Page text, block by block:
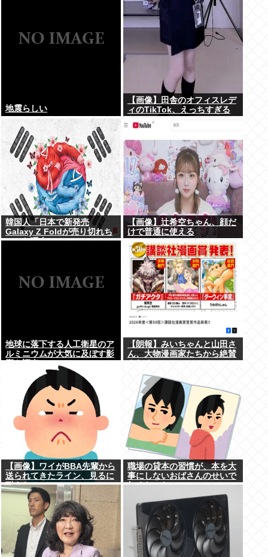
地震らしい
【画像】田舎のオフィスレデ
ィのTikTok、えっちすぎる
韓国人「日本で新発売
Galaxy Z Foldが売り切れち
ゃった理由」
【画像】辻希空ちゃん、顔だ
けで普通に使える
地球に落下する人工衛星のア
ルミニウムが大気に及ぼす影
【朗報】みいちゃんと山田さ
ん、大物漫画家たちから絶賛
【画像】ワイがBBA先輩から
送られてきたライン、見るに
耐えない・・・
職場の貸本の習慣が、本を大
事にしないおばさんのせいで
無くなった